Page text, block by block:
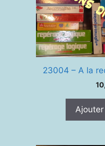
23004 – A la